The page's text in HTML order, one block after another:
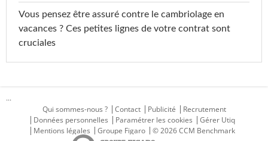
Vous pensez être assuré contre le cambriolage en
vacances ? Ces petites lignes de votre contrat sont
cruciales
...
Qui sommes-nous ?
Contact Publicité
Recrutement
Données personnelles
Paramétrer les cookies
Gérer Utiq
Mentions légales
Groupe Figaro © 2026 CCM Benchmark